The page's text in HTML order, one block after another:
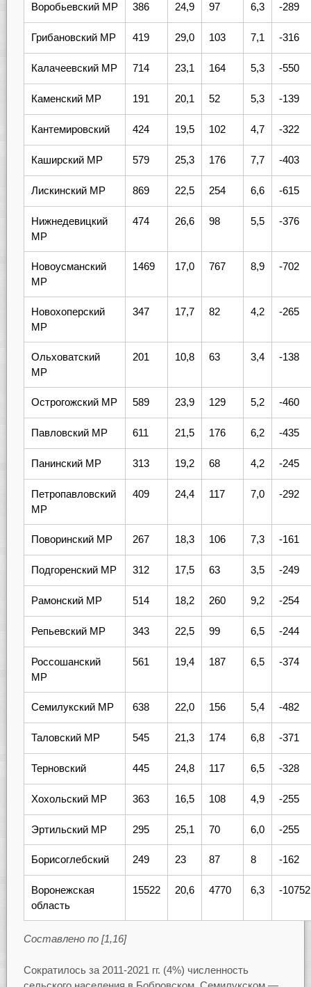
Воробьевский МР 386 24,9 97 6,3 -289
Грибановский МР 419 29,0 103 7,1 -316
Калачеевский МР 714 23,1 164 5,3 -550
Каменский МР 191 20,1 52 5,3 -139
Кантемировский 424 19,5 102 4,7 -322
Каширский МР 579 25,3 176 7,7 -403
Лискинский МР 869 22,5 254 6,6 -615
Нижнедевицкий
МР
474 26,6 98 5,5 -376
Новоусманский
МР
1469 17,0 767 8,9 -702
Новохоперский
МР
347 17,7 82 4,2 -265
Ольховатский
МР
201 10,8 63 3,4 -138
Острогожский МР 589 23,9 129 5,2 -460
Павловский МР 611 21,5 176 6,2 -435
Панинский МР 313 19,2 68 4,2 -245
Петропавловский
МР
409 24,4 117 7,0 -292
Поворинский МР 267 18,3 106 7,3 -161
Подгоренский МР 312 17,5 63 3,5 -249
Рамонский МР 514 18,2 260 9,2 -254
Репьевский МР 343 22,5 99 6,5 -244
Россошанский
МР
561 19,4 187 6,5 -374
Семилукский МР 638 22,0 156 5,4 -482
Таловский МР 545 21,3 174 6,8 -371
Терновский 445 24,8 117 6,5 -328
Хохольский МР 363 16,5 108 4,9 -255
Эртильский МР 295 25,1 70 6,0 -255
Борисоглебский 249 23 87 8 -162
Воронежская
область
15522 20,6 4770 6,3 -10752
Составлено по [1,16]
Сократилось за 2011-2021 гг. (4%) численность